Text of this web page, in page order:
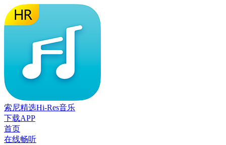
索尼精选Hi-Res音乐
下载APP
首页
在线畅听